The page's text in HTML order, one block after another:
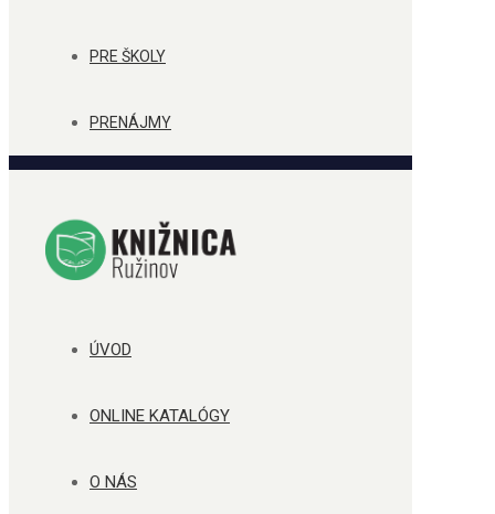
PRE ŠKOLY
PRENÁJMY
ÚVOD
ONLINE KATALÓGY
O NÁS